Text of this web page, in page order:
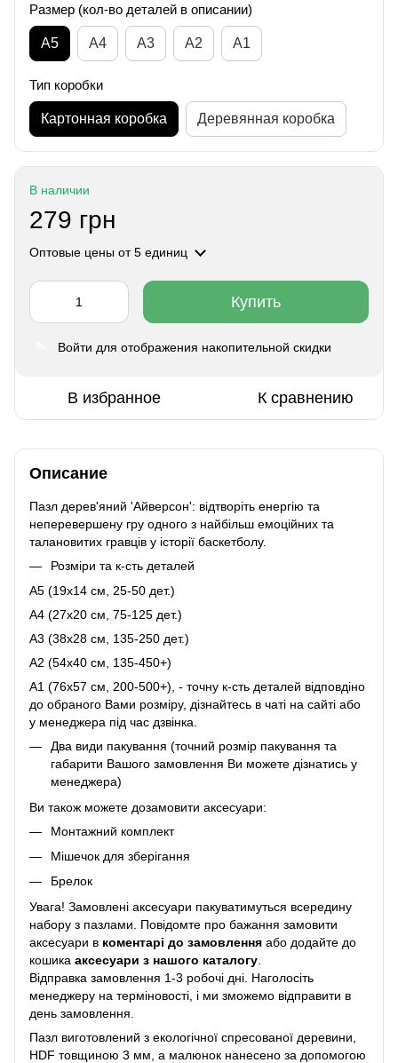
Размер (кол-во деталей в описании)
А5 А4 A3 A2 A1
Тип коробки
Картонная коробка Деревянная коробка
В наличии
279 грн
Оптовые цены от 5 единиц
Купить
Войти для отображения накопительной скидки
В избранное К сравнению
Описание
Пазл дерев'яний 'Айверсон': відтворіть енергію та
неперевершену гру одного з найбільш емоційних та
талановитих гравців у історії баскетболу.
Розміри та к-сть деталей
A5 (19х14 см, 25-50 дет.)
A4 (27x20 см, 75-125 дет.)
A3 (38х28 см, 135-250 дет.)
A2 (54х40 см, 135-450+)
A1 (76х57 см, 200-500+), - точну к-сть деталей відповдіно
до обраного Вами розміру, дізнайтесь в чаті на сайті або
у менеджера під час дзвінка.
Два види пакування (точний розмір пакування та
габарити Вашого замовлення Ви можете дізнатись у
менеджера)
Ви також можете дозамовити аксесуари:
Монтажний комплект
Мішечок для зберігання
Брелок
Увага! Замовлені аксесуари пакуватимуться всередину
набору з пазлами. Повідомте про бажання замовити
аксесуари в коментарі до замовлення або додайте до
кошика аксесуари з нашого каталогу
Відправка замовлення 1-3 робочі дні. Наголосіть
менеджеру на терміновості, і ми зможемо відправити в
день замовлення.
Пазл виготовлений з екологічної спресованої деревини,
HDF товщиною 3 мм, а малюнок нанесено за допомогою